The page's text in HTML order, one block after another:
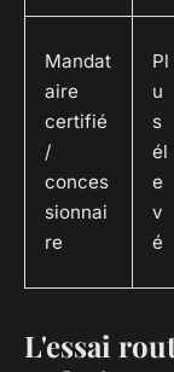
Mandat
aire
certifié
/
conces
sionnai
re
Pl
u
s
él
e
v
é
L'essai